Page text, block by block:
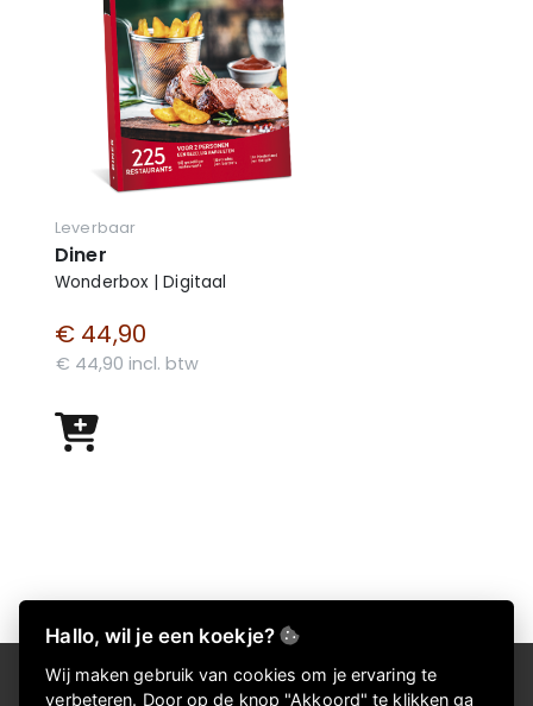
Leverbaar
Diner
Wonderbox | Digitaal
€ 44,90
€ 44,90 incl. btw
Over Kadokeus
Hallo, wil je een koekje?
Wij maken gebruik van cookies om je ervaring te
verbeteren. Door op de knop "Akkoord" te klikken ga